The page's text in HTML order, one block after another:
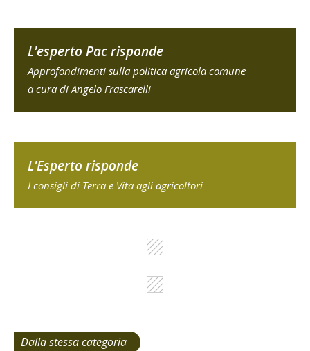
L'esperto Pac risponde
Approfondimenti sulla politica agricola comune
a cura di Angelo Frascarelli
L'Esperto risponde
I consigli di Terra e Vita agli agricoltori
Dalla stessa categoria